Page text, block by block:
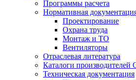
Программы расчета
Нормативная
Проектирование
Охрана труда
Монтаж и ТО
Вентиляторы
Отраслевая литература
Каталоги
Техническая документация